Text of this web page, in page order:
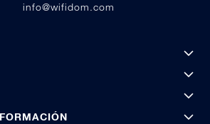
info@wifidom.com